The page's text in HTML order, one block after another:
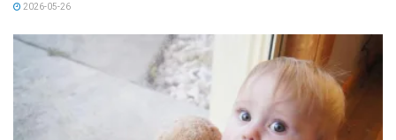
2026-05-26